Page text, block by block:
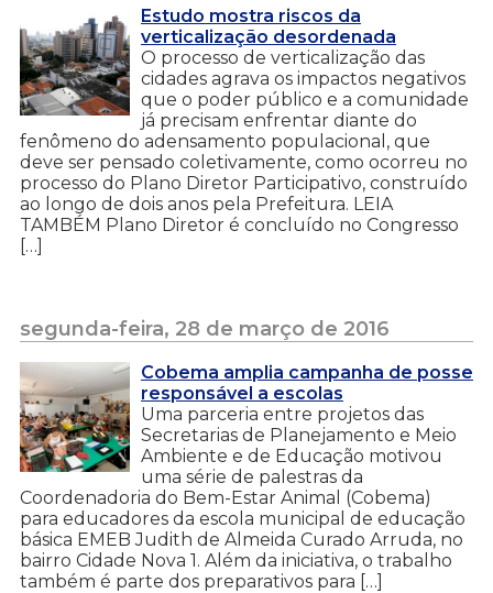
Estudo mostra riscos da
verticalização desordenada
O processo de verticalização das
cidades agrava os impactos negativos
que o poder público e a comunidade
já precisam enfrentar diante do
fenômeno do adensamento populacional, que
deve ser pensado coletivamente, como ocorreu no
processo do Plano Diretor Participativo, construído
ao longo de dois anos pela Prefeitura. LEIA
TAMBÉM Plano Diretor é concluído no Congresso
[…]
segunda-feira, 28 de março de 2016
Cobema amplia campanha de posse
responsável a escolas
Uma parceria entre projetos das
Secretarias de Planejamento e Meio
Ambiente e de Educação motivou
uma série de palestras da
Coordenadoria do Bem-Estar Animal (Cobema)
para educadores da escola municipal de educação
básica EMEB Judith de Almeida Curado Arruda, no
bairro Cidade Nova 1. Além da iniciativa, o trabalho
também é parte dos preparativos para […]